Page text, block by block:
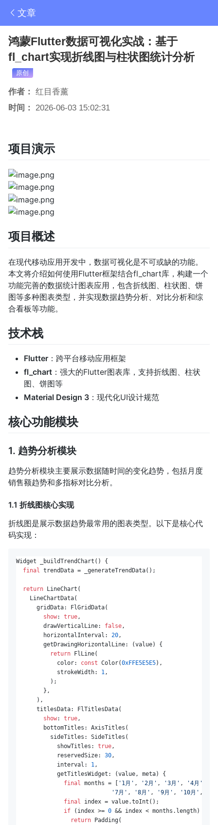
文章
鸿蒙Flutter数据可视化实战：基于
fl_chart实现折线图与柱状图统计分析
原创
作者： 红目香薰
时间： 2026-06-03 15:02:31
项目演示
项目概述
在现代移动应用开发中，数据可视化是不可或缺的功能。
本文将介绍如何使用Flutter框架结合fl_chart库，构建一个
功能完善的数据统计图表应用，包含折线图、柱状图、饼
图等多种图表类型，并实现数据趋势分析、对比分析和综
合看板等功能。
技术栈
Flutter：跨平台移动应用框架
fl_chart：强大的Flutter图表库，支持折线图、柱状
图、饼图等
Material Design 3：现代化UI设计规范
核心功能模块
1. 趋势分析模块
趋势分析模块主要展示数据随时间的变化趋势，包括月度
销售额趋势和多指标对比分析。
1.1 折线图核心实现
折线图是展示数据趋势最常用的图表类型。以下是核心代
码实现：
Widget _buildTrendChart() {
final trendData = _generateTrendData();
return LineChart(
    LineChartData(
      gridData: FlGridData(
show: true,
        drawVerticalLine:
false,
        horizontalInterval:
20,
        getDrawingHorizontalLine: (value) {
return FlLine(
            color:
const Color(0xFFE5E5E5),
            strokeWidth:
1,
          );
        },
      ),
      titlesData: FlTitlesData(
show: true,
        bottomTitles: AxisTitles(
          sideTitles: SideTitles(
            showTitles:
true,
            reservedSize:
30,
            interval:
1,
            getTitlesWidget: (value, meta) {
final months = [ '1月' , '2月' , '3月' , '4月'
'7月' , '8月' , '9月' , '10月' ,
final index = value.toInt();
if (index >= 0 && index < months.length) {
return Padding(